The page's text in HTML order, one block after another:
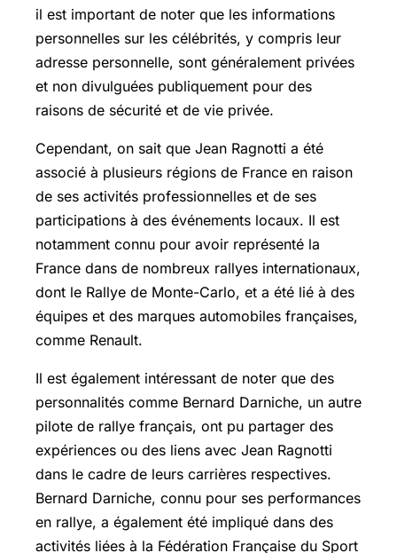
il est important de noter que les informations
personnelles sur les célébrités, y compris leur
adresse personnelle, sont généralement privées
et non divulguées publiquement pour des
raisons de sécurité et de vie privée.
Cependant, on sait que Jean Ragnotti a été
associé à plusieurs régions de France en raison
de ses activités professionnelles et de ses
participations à des événements locaux. Il est
notamment connu pour avoir représenté la
France dans de nombreux rallyes internationaux,
dont le Rallye de Monte-Carlo, et a été lié à des
équipes et des marques automobiles françaises,
comme Renault.
Il est également intéressant de noter que des
personnalités comme Bernard Darniche, un autre
pilote de rallye français, ont pu partager des
expériences ou des liens avec Jean Ragnotti
dans le cadre de leurs carrières respectives.
Bernard Darniche, connu pour ses performances
en rallye, a également été impliqué dans des
activités liées à la Fédération Française du Sport